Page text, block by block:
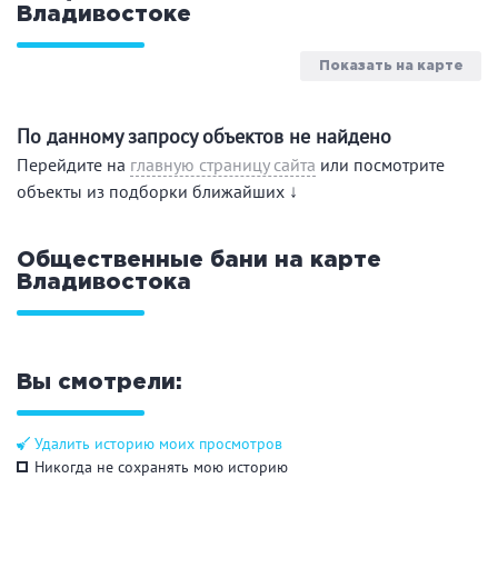
Финская сауна
На дровах
Поводы
Загородный отдых
до 10 человек
от 20 человек
Владивостоке
Показать на карте
По данному запросу объектов не найдено
Перейдите на главную страницу сайта или посмотрите
объекты из подборки ближайших ↓
Общественные бани на карте
Владивостока
Вы смотрели:
Удалить историю моих просмотров
Никогда не сохранять мою историю